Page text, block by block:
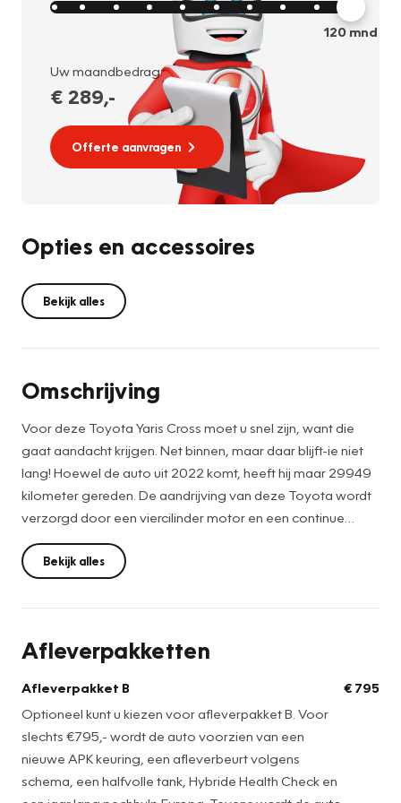
120mnd
Uw maandbedrag:
€ 289,-
Offerte aanvragen
Opties en accessoires
Bekijk alles
Omschrijving
Voor deze Toyota Yaris Cross moet u snel zijn, want die
gaat aandacht krijgen. Net binnen, maar daar blijft-ie niet
lang! Hoewel de auto uit 2022 komt, heeft hij maar 29949
kilometer gereden. De aandrijving van deze Toyota wordt
verzorgd door een viercilinder motor en een continue
automatische transmissie. Tot de uitrusting van deze
Toyota behoren ook LED koplampen,
aanhangerstabilisatie, elektrische handrem, in hoogte
Daarvoor zorgt de achteruitrijcamera. Nooit meer te warm
of te koud. De automatische airconditioning zorgt altijd
voor de temperatuur die u kiest. Met de DAB-ontvanger
heeft u keuze uit talloze digitale radiozenders met de
allerhoogste geluidskwaliteit. De regensensor schakelt
Bekijk alles
Afleverpakketten
Afleverpakket B
Optioneel kunt u kiezen voor afleverpakket B. Voor
slechts €795,- wordt de auto voorzien van een
nieuwe APK keuring, een afleverbeurt volgens
schema, een halfvolle tank, Hybride Health Check en
€ 795